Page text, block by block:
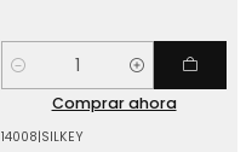
Cantidad
Comprar ahora
14008|SILKEY